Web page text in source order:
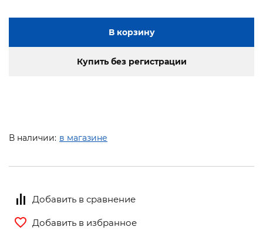
В корзину
Купить без регистрации
В наличии: в магазине
Добавить в сравнение
Добавить в избранное